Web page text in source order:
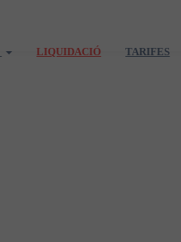
LIQUIDACIÓ TARIFES